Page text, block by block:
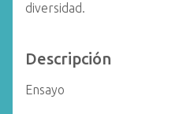
diversidad.
Descripción
Ensayo